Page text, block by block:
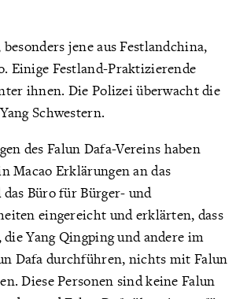
jene aus Festlandchina,
Einige Festland-Praktizierende
ihnen. Die Polizei überwacht die
Schwestern.
des Falun Dafa-Vereins haben
Macao Erklärungen an das
Büro für Bürger- und
eingereicht und erklärten, dass
Yang Qingping und andere im
Dafa durchführen, nichts mit Falun
Diese Personen sind keine Falun